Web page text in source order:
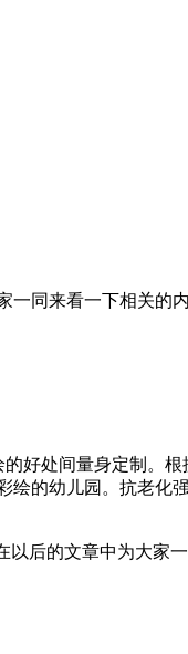
一同来看一下相关的
好处间量身定制。
的幼儿园。抗老化
以后的文章中为大家